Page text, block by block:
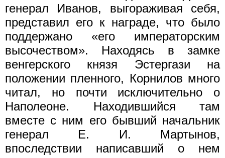
генерал Иванов, выгораживая себя,
представил его к награде, что было
поддержано «его императорским
высочеством». Находясь в замке
венгерского князя Эстергази на
положении пленного, Кор­нилов много
читал, но почти исключительно о
Наполеоне. Находившийся там
вместе с ним его бывший начальник
генерал Е. И. Мартынов,
впоследствии написавший о нем